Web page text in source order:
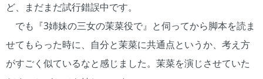
ど、まだまだ試行錯誤中です。
でも『3姉妹の三女の茉菜役で』と伺ってから脚本を読ま
せてもらった時に、自分と茉菜に共通点というか、考え方
がすごく似ているなと感じました。茉菜を演じさせていた